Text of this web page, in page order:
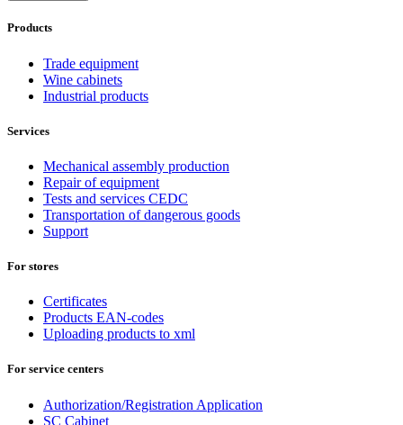
Products
Trade equipment
Wine cabinets
Industrial products
Services
Mechanical assembly production
Repair of equipment
Tests and services CEDC
Transportation of dangerous goods
Support
For stores
Certificates
Products EAN-codes
Uploading products to xml
For service centers
Authorization/Registration Application
SC Cabinet